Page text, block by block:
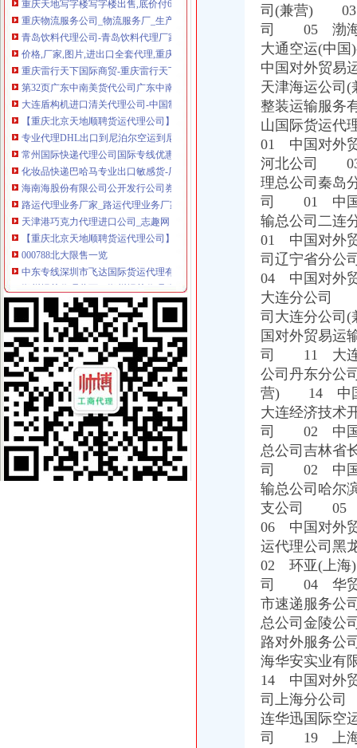
青岛饮料代理公司-青岛饮料代理厂家-|必途青岛饮料代理公司排行榜
价格,厂家,图片,进出口全套代理,重庆市金利国际货物代理有限
重庆雷行天下国际商贸-重庆雷行天下国际商贸招商|重庆雷行天下国际
第32页广东中南美货代公司广东中南美货运代理公司黄页广东中南美
【重庆北京天地顺聘货运代理公司】网点,地址,电话,营业时间-大
专业代理DHL出口到尼泊尔空运到尼泊尔EMS可接液体末,厂家推
化妆品快递巴哈马专业出口敏感货-厂家|供应商-采购国际货物运输出
路运代理业务厂家_路运代理业务厂家/公司-阿里巴巴公司黄页
【重庆北京天地顺聘货运代理公司】网点,地址,电话,营业时间-大
中东专线深圳市飞达国际货运代理有限公司有[公司已核实]-搜狐
郑州报关代理黄页、郑州报关代理公司名录、郑州报关代理供应商、
国内速递代理厂家_国内速递代理厂家/公司-阿里巴巴公司黄页
第45页装货货代公司装货货运代理公司黄页装货货代企业查询-
海haiyao品牌代理招商-招商加盟-globrand（全球品牌网）
中原地产免中介费家代理“重庆瑞安天地”-房产新闻-重庆搜狐焦点网
中原地产免中介费家代理“重庆瑞安天地”-房产新闻-重庆搜狐焦点网
重庆地铁隧道项目引进盾构机设备招标报关代理公司
重庆恒信天地房地产代理有限公司发展战略研究-收费硕士博士论文-论
重庆市衣服快递到爱尔兰价格门到门国际包税出口服务（图）-供应信
关于公布国际货物运输代理企业名单的通知-法规库-110网
重庆易亿服装贸易有限公司,主营：服装服饰,箱包设计及销售；品
比利时PP保险杠进口清关代理公司|如何操作_云同盟
广州机场UPS报关代理_志趣网
香港进口花王眼罩清关到重庆】国际进口物流,价格,厂家,供应
重庆进口美国咖啡清关运输到成都需要多长时间【-成都进出口代理】
重庆进口美国咖啡清关运输到成都需要多长时间【-成都进出口代理】
香港进口花王眼罩清关到重庆】国际进口物流,价格,厂家,供应
中原地产免中介费家代理“重庆瑞安天地”-房产新闻-重庆搜狐焦点网
专业代理DHL出口到尼泊尔空运到尼泊尔EMS可接液体末,厂家推
【重庆北京天地顺聘货运代理公司】网点,地址,电话,营业时间-大
重庆市衣服快递到爱尔兰价格门到门国际包税出口服务（图）-供应信
重庆天地写字楼写字楼出售,底价付6万（企业天地进出口食品超市
司(兼营) 03
司 05 渤海
大通空运(中
中国对外贸
天津海运公
整装运输服
山国际货运
01 中国对外
河北公司 03
理总公司秦
司 01 中国
输总公司二
01 中国对外
司辽宁省分
04 中国对外
大连分公司
司大连分公
国对外贸易
司 11 大连
公司丹东分
营) 14 中国
大连经济技
司 02 中国
总公司吉林
司 02 中国
输总公司哈
支公司 05
06 中国对外
运代理公司
02 环亚(上海
司 04 华贸
市速递服务
总公司金陵
路对外服务
海华安实业
14 中国对外
司上海分公
连华迅国际
司 19 上海